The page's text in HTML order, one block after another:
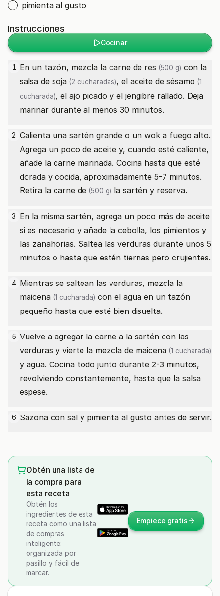
pimienta al gusto
Instrucciones
Cocinar
1 En un tazón, mezcla la carne de res (500 g) con la
salsa de soja (2 cucharadas), el aceite de sésamo (1
cucharada), el ajo picado y el jengibre rallado. Deja
marinar durante al menos 30 minutos.
2 Calienta una sartén grande o un wok a fuego alto.
Agrega un poco de aceite y, cuando esté caliente,
añade la carne marinada. Cocina hasta que esté
dorada y cocida, aproximadamente 5-7 minutos.
Retira la carne de (500 g) la sartén y reserva.
3 En la misma sartén, agrega un poco más de aceite
si es necesario y añade la cebolla, los pimientos y
las zanahorias. Saltea las verduras durante unos 5
minutos o hasta que estén tiernas pero crujientes.
4 Mientras se saltean las verduras, mezcla la
maicena (1 cucharada) con el agua en un tazón
pequeño hasta que esté bien disuelta.
5 Vuelve a agregar la carne a la sartén con las
verduras y vierte la mezcla de maicena (1 cucharada)
y agua. Cocina todo junto durante 2-3 minutos,
revolviendo constantemente, hasta que la salsa
espese.
6 Sazona con sal y pimienta al gusto antes de servir.
Obtén una lista de
la compra para
esta receta
Obtén los
ingredientes de esta
receta como una lista
de compras
inteligente:
organizada por
pasillo y fácil de
marcar.
Empiece gratis